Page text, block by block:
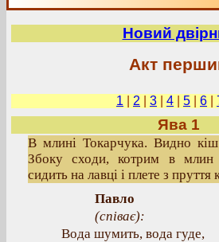
Новий
Акт
1 2 3 4 5 6
Ява 1
В млині Токарчука. Видно
Збоку сходи, котрим в млин
сидить на лавці і плете з пруття
Павло
(співає):
Вода шумить, вода гуде,